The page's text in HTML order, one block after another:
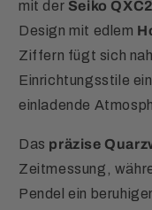
mit der Seiko
Design mit edlem
Ziffern fügt sich
Einrichtungsstile
einladende
Das präzise
Zeitmessung,
Pendel ein